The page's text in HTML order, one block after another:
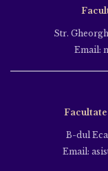
Str.
Email:
B-dul
Email: